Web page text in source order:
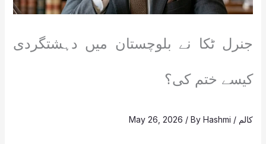
جنرل ٹکا نے بلوچستان میں دہشتگردی
کیسے ختم کی؟
کالم /
May 26, 2026 / ByHashmi